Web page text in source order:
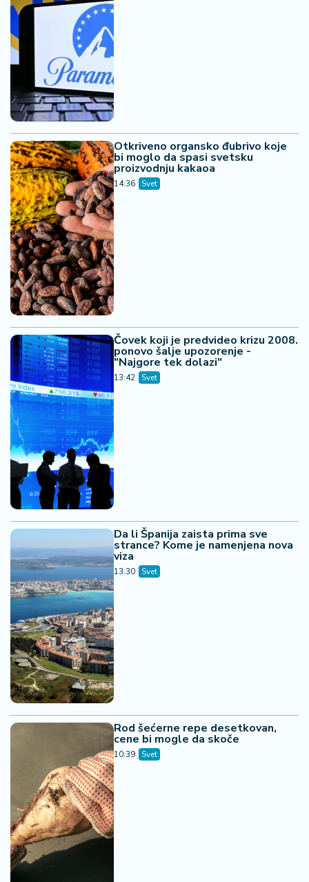
Otkriveno organsko đubrivo koje
bi moglo da spasi svetsku
proizvodnju kakaoa
14:36 Svet
Čovek koji je predvideo krizu 2008.
ponovo šalje upozorenje -
"Najgore tek dolazi"
13:42 Svet
Da li Španija zaista prima sve
strance? Kome je namenjena nova
viza
13:30 Svet
Rod šećerne repe desetkovan,
cene bi mogle da skoče
10:39 Svet